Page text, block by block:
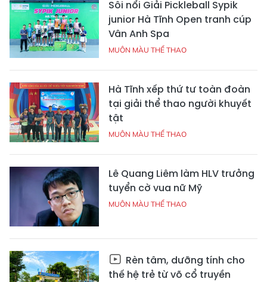
Sôi nổi Giải Pickleball Sypik
junior Hà Tĩnh Open tranh cúp
Vân Anh Spa
MUÔN MÀU THỂ THAO
Hà Tĩnh xếp thứ tư toàn đoàn
tại giải thể thao người khuyết
tật
MUÔN MÀU THỂ THAO
Lê Quang Liêm làm HLV trưởng
tuyển cờ vua nữ Mỹ
MUÔN MÀU THỂ THAO
Rèn tâm, dưỡng tính cho
thế hệ trẻ từ võ cổ truyền